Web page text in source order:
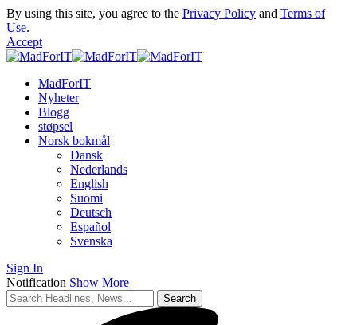
By using this site, you agree to the Privacy Policy and Terms of
Use.
Accept
MadForIT
Nyheter
Blogg
støpsel
Norsk bokmål
Dansk
Nederlands
English
Suomi
Deutsch
Español
Svenska
Sign In
Notification Show More